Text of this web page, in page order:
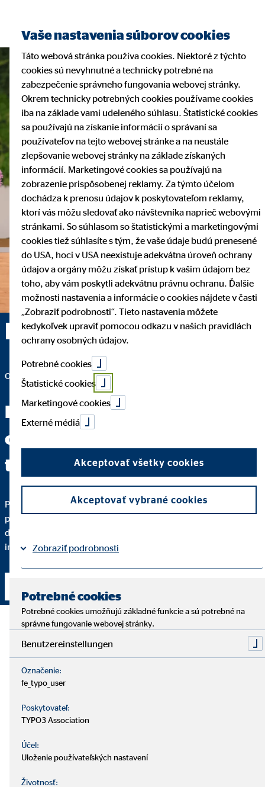
Michal Balko — Sereď
okresný vedúci pre OVB Allfinanz Slovensko a.s.
Keď dokážete jasne položiť
otázku, máte za sebou dve
tretiny cesty k odpovedi.
Pre kvalitné finančné sprostredkovanie je dôležité, aby ste
pochopili každý krok. Podrobne vám vysvetlím, prečo vám
dané finančné riešenie odporúčam a do akej miery spĺňa vaše
individuálne požiadavky.
Vaše nastavenia súborov cookies
Táto webová stránka používa cookies. Niektoré z týchto
cookies sú nevyhnutné a technicky potrebné na
zabezpečenie správneho fungovania webovej stránky.
Okrem technicky potrebných cookies používame cookies
iba na základe vami udeleného súhlasu. Štatistické cookies
sa používajú na získanie informácií o správaní sa
používateľov na tejto webovej stránke a na neustále
zlepšovanie webovej stránky na základe získaných
informácií. Marketingové cookies sa používajú na
zobrazenie prispôsobenej reklamy. Za týmto účelom
dochádza k prenosu údajov k poskytovateľom reklamy,
ktorí vás môžu sledovať ako návštevníka naprieč webovými
stránkami. So súhlasom so štatistickými a marketingovými
cookies tiež súhlasíte s tým, že vaše údaje budú prenesené
do USA, hoci v USA neexistuje adekvátna úroveň ochrany
údajov a orgány môžu získať prístup k vašim údajom bez
toho, aby vám poskytli adekvátnu právnu ochranu. Ďalšie
možnosti nastavenia a informácie o cookies nájdete v časti
„Zobraziť podrobnosti“. Tieto nastavenia môžete
kedykoľvek upraviť pomocou odkazu v našich pravidlách
ochrany osobných údajov.
Potrebné cookies
Štatistické cookies
Marketingové cookies
Externé médiá
Akceptovať všetky cookies
Akceptovať vybrané cookies
Zobraziť podrobnosti
Potrebné cookies
Potrebné cookies umožňujú základné funkcie a sú potrebné na
správne fungovanie webovej stránky.
Benutzereinstellungen
Označenie:
fe_typo_user
Poskytovateľ:
TYPO3 Association
Účel:
Uloženie používateľských nastavení
Životnosť: